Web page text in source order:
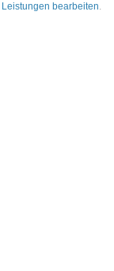
Leistungen bearbeiten.